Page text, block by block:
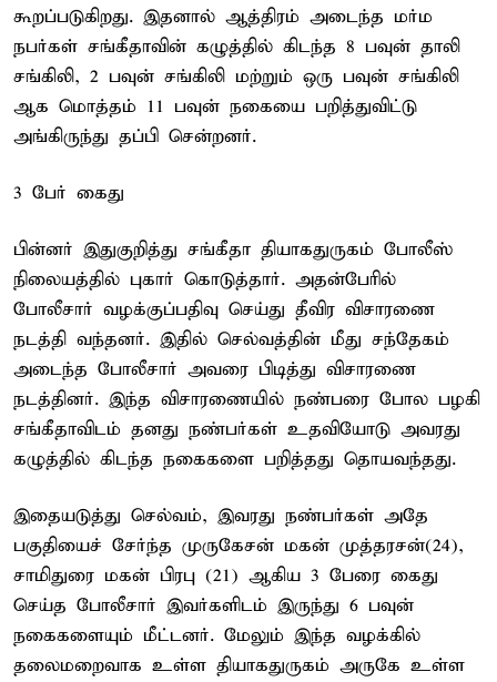
கூறப்படுகிறது. இதனால் ஆத்திரம் அடைந்த மர்ம
நபர்கள் சங்கீதாவின் கழுத்தில் கிடந்த 8 பவுன் தாலி
சங்கிலி, 2 பவுன் சங்கிலி மற்றும் ஒரு பவுன் சங்கிலி
ஆக மொத்தம் 11 பவுன் நகையை பறித்துவிட்டு
அங்கிருந்து தப்பி சென்றனர்.
3 பேர் கைது
பின்னர் இதுகுறித்து சங்கீதா தியாகதுருகம் போலீஸ்
நிலையத்தில் புகார் கொடுத்தார். அதன்பேரில்
போலீசார் வழக்குப்பதிவு செய்து தீவிர விசாரணை
நடத்தி வந்தனர். இ்தில் செல்வத்தின் மீது சந்தேகம்
அடைந்த போலீசார் அவரை பிடித்து விசாரணை
நடத்தினர். இந்த விசாரணையில் நண்பரை போல பழகி
சங்கீதாவிடம் தனது நண்பர்கள் உதவியோடு அவரது
கழுத்தில் கிடந்த நகைகளை பறித்தது தொயவந்தது.
இதையடுத்து செல்வம், இவரது நண்பர்கள் அதே
பகுதியைச் சேர்ந்த முருகேசன் மகன் முத்தரசன்(24),
சாமிதுரை மகன் பிரபு (21) ஆகிய 3 பேரை கைது
செய்த போலீசார் இவர்களிடம் இருந்து 6 பவுன்
நகைகளையும் மீட்டனர். மேலும் இந்த வழக்கில்
தலைமறைவாக உள்ள தியாகதுருகம் அருகே உள்ள